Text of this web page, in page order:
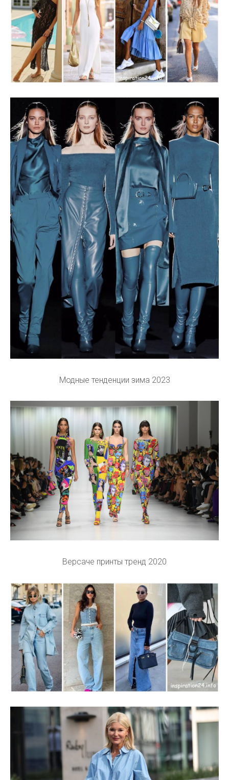
Модные тенденции зима 2023
Версаче принты тренд 2020